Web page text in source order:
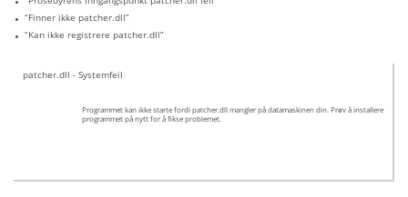
“Finner ikke patcher.dll”
“Kan ikke registrere patcher.dll”
patcher.dll - Systemfeil
Programmet kan ikke starte fordi patcher.dll mangler på datamaskinen din. Prøv å installere
programmet på nytt for å fikse problemet.